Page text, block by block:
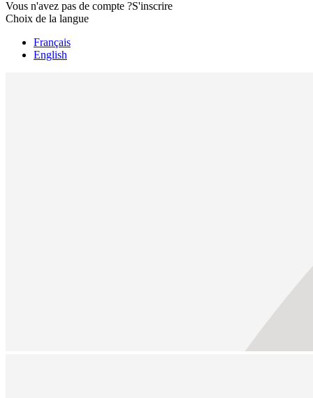
Vous n'avez pas de compte ?S'inscrire
Choix de la langue
Français
English